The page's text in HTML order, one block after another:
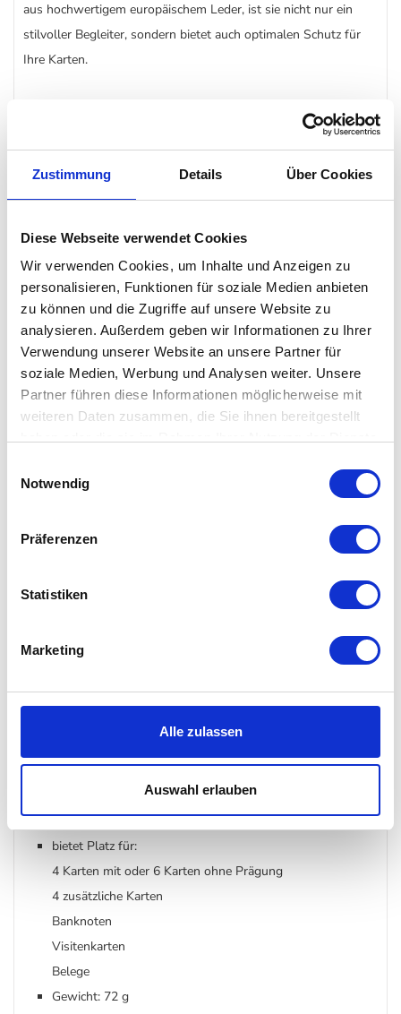
Zustimmung Details Über Cookies
Diese Webseite verwendet Cookies
Wir verwenden Cookies, um Inhalte und Anzeigen zu
personalisieren, Funktionen für soziale Medien anbieten
zu können und die Zugriffe auf unsere Website zu
analysieren. Außerdem geben wir Informationen zu Ihrer
Verwendung unserer Website an unsere Partner für
soziale Medien, Werbung und Analysen weiter. Unsere
Partner führen diese Informationen möglicherweise mit
weiteren Daten zusammen, die Sie ihnen bereitgestellt
Datenschutzerklärung
Notwendig
Präferenzen
Statistiken
Marketing
Alle zulassen
Auswahl erlauben
aus hochwertigem europäischem Leder, ist sie nicht nur ein
stilvoller Begleiter, sondern bietet auch optimalen Schutz für
Ihre Karten.
Miniwallet Geldbörse Hexagon sind Ihre Karten sicher vor
Biegen, Brechen und drahtlosen Angriffen. Die innovative
Warum die Secrid Miniwallet Hexagon wählen?
DieGeldbörseSecrid Miniwallet Hexagon bietet Platz für bis zu
6 Karten, Banknoten, Belege und Visitenkarten. Trotz ihrer
kompakten Größe passt sie mühelos in jede Tasche – der
perfekte Allrounder für unterwegs.
zugeschnitten und genäht in den Niederlanden in
Raffinierte Farbschattierungen durch Schleifen 3D-
Hexagon Leder mit einem besonderen Effekt, welcher
durch die Farbwahl, die Prägung und den Feinschliff
Material: europäische Rinderhäute gegerbt und veredelt in
Niederlanden / Aluminium
Maße: H 10,2 x B 6,5 x T 2,1 cm
bietet Platz für:
4 Karten mit oder 6 Karten ohne Prägung
4 zusätzliche Karten
Banknoten
Visitenkarten
Belege
Gewicht: 72 g